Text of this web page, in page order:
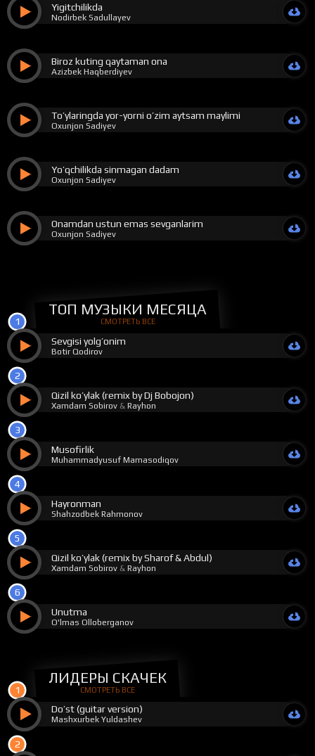
Yigitchilikda
Nodirbek Sadullayev
Biroz kuting qaytaman ona
Azizbek Haqberdiyev
To’ylaringda yor-yorni o’zim aytsam maylimi
Oxunjon Sadiyev
Yo’qchilikda sinmagan dadam
Oxunjon Sadiyev
Onamdan ustun emas sevganlarim
Oxunjon Sadiyev
ТОП МУЗЫКИ МЕСЯЦА
СМОТРЕТЬ ВСЕ
1
Sevgisi yolg’onim
Botir Qodirov
2
Qizil ko’ylak (remix by Dj Bobojon)
Xamdam Sobirov& Rayhon
3
Musofirlik
Muhammadyusuf Mamasodiqov
4
Hayronman
Shahzodbek Rahmonov
5
Qizil ko’ylak (remix by Sharof & Abdul)
Xamdam Sobirov& Rayhon
6
Unutma
O'lmas Olloberganov
ЛИДЕРЫ СКАЧЕК
СМОТРЕТЬ ВСЕ
1
Do’st (guitar version)
Mashxurbek Yuldashev
2